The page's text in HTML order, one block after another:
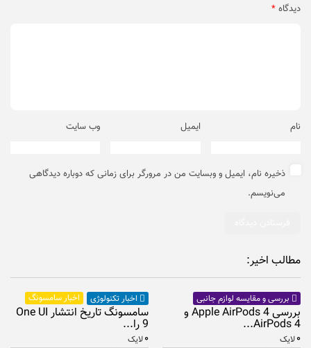
دیدگاه *
نام ایمیل وب‌ سایت
ذخیره نام، ایمیل و وبسایت من در مرورگر برای زمانی که دوباره دیدگاهی
می‌نویسم.
مطالب اخیر:
بررسی و مقایسه لوازم جانبی
بررسی Apple AirPods 4 و
AirPods 4...
۰لایک
اخبار تکنولوژی اخبار سامسونگ
سامسونگ تاریخ انتشار One UI
9 را...
۰لایک